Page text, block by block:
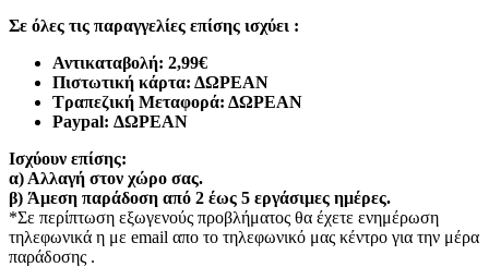
Σε όλες τις παραγγελίες επίσης ισχύει :
Αντικαταβολή: 2,99€
Πιστωτική κάρτα: ΔΩΡΕΑΝ
Τραπεζική Μεταφορά: ΔΩΡΕΑΝ
Paypal: ΔΩΡΕΑΝ
Ισχύουν επίσης:
α) Αλλαγή στον χώρο σας.
β) Άμεση παράδοση από 2 έως 5 εργάσιμες ημέρες.
*Σε περίπτωση εξωγενούς προβλήματος θα έχετε ενημέρωση
τηλεφωνικά η με email απο το τηλεφωνικό μας κέντρο για την μέρα
παράδοσης .